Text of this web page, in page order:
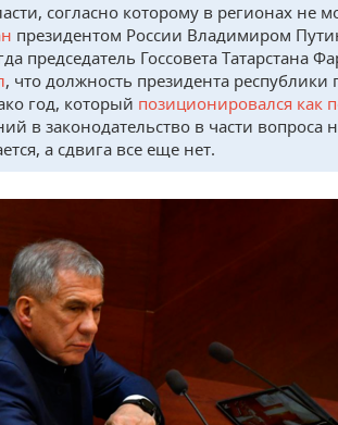
согласно которому в регионах не
президентом России Владимиром
председатель Госсовета Татарстана
, что должность президента
год, который позиционировался как
в законодательство в части вопроса
а сдвига все еще нет.